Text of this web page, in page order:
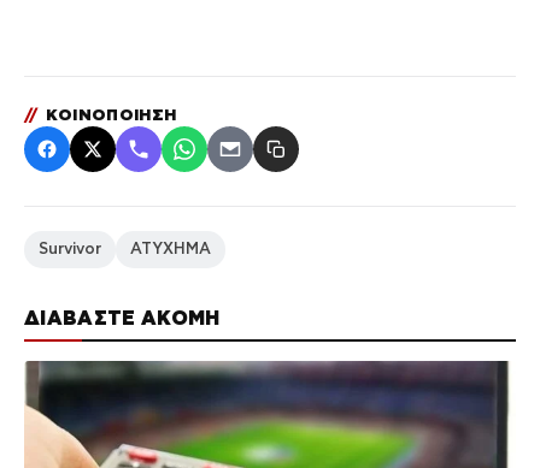
ΔΙΑΒΑΣΤΕ ΑΚΟΜΗ
// ΚΟΙΝΟΠΟΙΗΣΗ
Survivor ΑΤΥΧΗΜΑ